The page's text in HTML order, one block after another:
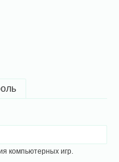
компьютерных игр.